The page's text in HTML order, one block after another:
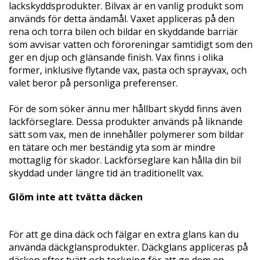
lackskyddsprodukter. Bilvax är en vanlig produkt som
används för detta ändamål. Vaxet appliceras på den
rena och torra bilen och bildar en skyddande barriär
som avvisar vatten och föroreningar samtidigt som den
ger en djup och glänsande finish. Vax finns i olika
former, inklusive flytande vax, pasta och sprayvax, och
valet beror på personliga preferenser.
För de som söker ännu mer hållbart skydd finns även
lackförseglare. Dessa produkter används på liknande
sätt som vax, men de innehåller polymerer som bildar
en tätare och mer beständig yta som är mindre
mottaglig för skador. Lackförseglare kan hålla din bil
skyddad under längre tid än traditionellt vax.
Glöm inte att tvätta däcken
För att ge dina däck och fälgar en extra glans kan du
använda däckglansprodukter. Däckglans appliceras på